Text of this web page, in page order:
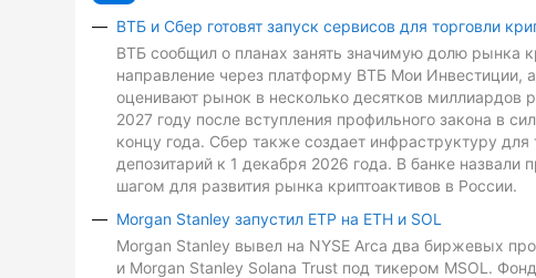
ВТБ и Сбер готовят запуск сервисов для торговли
ВТБ сообщил о планах занять значимую долю рынка
направление через платформу ВТБ Мои Инвестиции,
оценивают рынок в несколько десятков миллиардов
2027 году после вступления профильного закона в
концу года. Сбер также создает инфраструктуру
депозитарий к 1 декабря 2026 года. В банке
шагом для развития рынка криптоактивов в России.
Morgan Stanley запустил ETP на ETH и SOL
Morgan Stanley вывел на NYSE Arca два биржевых
и Morgan Stanley Solana Trust под тикером MSOL.